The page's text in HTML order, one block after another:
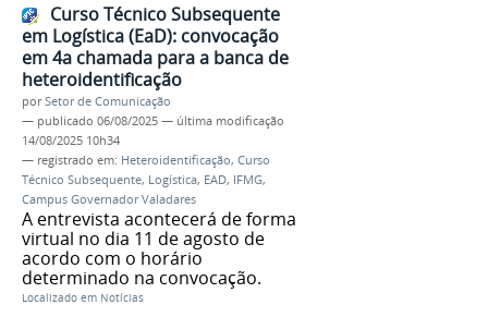
Curso Técnico Subsequente
em Logística (EaD): convocação
em 4a chamada para a banca de
heteroidentificação
porSetor de Comunicação
— publicado 06/08/2025 — última modificação
14/08/2025 10h34
— registrado em: Heteroidentificação, Curso
Técnico Subsequente, Logística, EAD, IFMG,
Campus Governador Valadares
A entrevista acontecerá de forma
virtual no dia 11 de agosto de
acordo com o horário
determinado na convocação.
Localizado em Notícias